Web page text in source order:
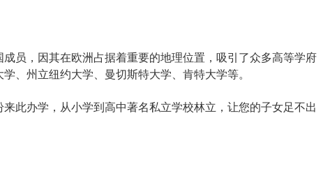
，因其在欧洲占据着重要的地理位置，吸引了众多高等学府
、州立纽约大学、曼切斯特大学、肯特大学等。
办学，从小学到高中著名私立学校林立，让您的子女足不出